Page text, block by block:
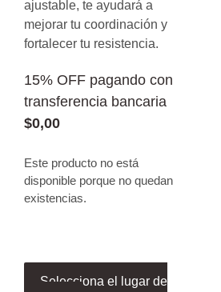
ajustable, te ayudará a
mejorar tu coordinación y
fortalecer tu resistencia.
15% OFF pagando con
transferencia bancaria
$0,00
Este producto no está
disponible porque no quedan
existencias.
Selecciona el lugar de